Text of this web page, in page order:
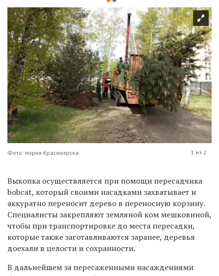
Фото: мэрия Красноярска 1 из 2
Выкопка осуществляется при помощи пересадчика
bobcat, который своими насадками захватывает и
аккуратно переносит дерево в переносную корзину.
Специалисты закрепляют земляной ком мешковиной,
чтобы при транспортировке до места пересадки,
которые также заготавливаются заранее, деревья
доехали в целости и сохранности.
В дальнейшем за пересаженными насаждениями